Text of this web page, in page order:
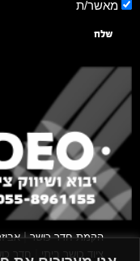
מאשר/ת
שלח
הקמת חדר כושר|
ציוד כושר ביתי חדר